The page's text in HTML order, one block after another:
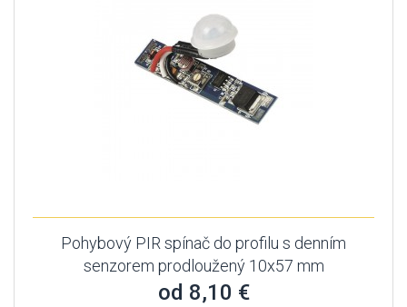
Pohybový PIR spínač do profilu s denním
senzorem prodloužený 10x57 mm
od 8,10 €